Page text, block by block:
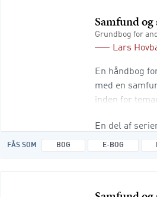
Samfund
Grundbog for
Lars
En håndbog
med en
inden for
organisation,
En del af
FÅS SOM BOG E-BOG